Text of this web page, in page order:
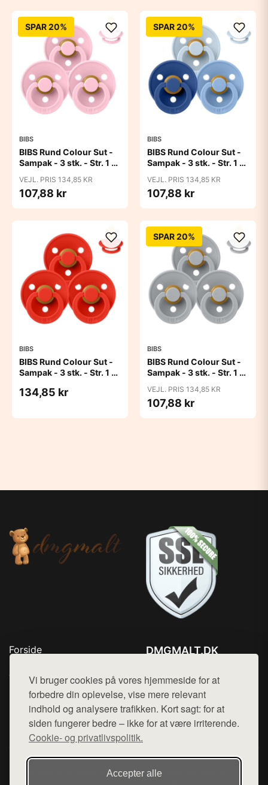
Vi bruger cookies på vores hjemmeside for at
forbedre din oplevelse, vise mere relevant
indhold og analysere trafikken. Kort sagt: for at
siden fungerer bedre – ikke for at være irriterende.
Cookie- og privatlivspolitik.
Accepter alle
SPAR 20%
BIBS
BIBS Rund Colour Sut -
Sampak - 3 stk. - Str. 1 -
VEJL. PRIS 134,85 KR
107,88 kr
SPAR 20%
BIBS
BIBS Rund Colour Sut -
Sampak - 3 stk. - Str. 1 -
VEJL. PRIS 134,85 KR
107,88 kr
BIBS
BIBS Rund Colour Sut -
Sampak - 3 stk. - Str. 1 -
134,85 kr
SPAR 20%
BIBS
BIBS Rund Colour Sut -
Sampak - 3 stk. - Str. 1 -
VEJL. PRIS 134,85 KR
107,88 kr
Forside
Top Rabatter
Blog
Kontakt
DMGMALT.DK
Mail: hej@want.dk
Cookie- og privatlivspolitik
Denne side er en del af want.dk, der udgiver en række